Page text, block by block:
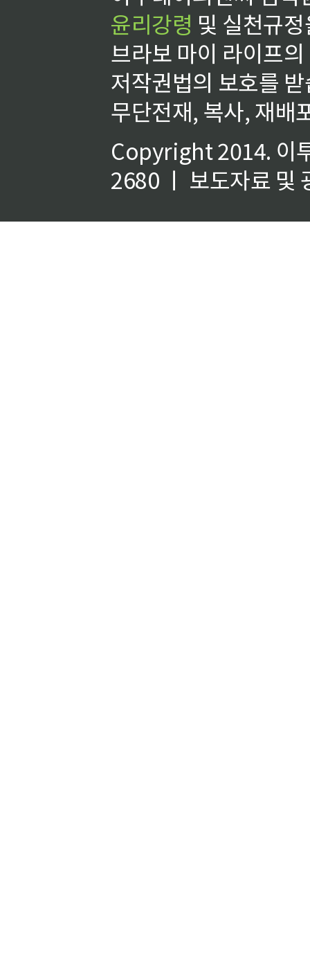
윤리강령 및 실천규
브라보 마이 라이프
저작권법의 보호를
무단전재, 복사, 재배
Copyright 2014. 이
2680 ㅣ 보도자료